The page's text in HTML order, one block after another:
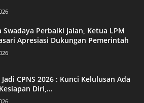
Swadaya Perbaiki Jalan, Ketua LPM
Apresiasi Dukungan Pemerintah
CPNS 2026 : Kunci Kelulusan Ada
Diri,...